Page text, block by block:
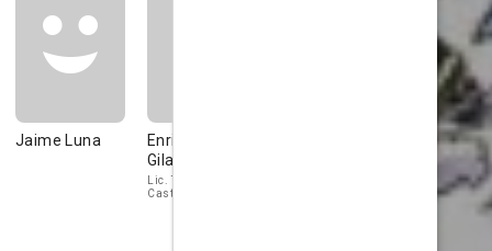
Jaime Luna
Enrique
Gilabert
Lic. Tavares
Castrejón
Mario
'Harapos'